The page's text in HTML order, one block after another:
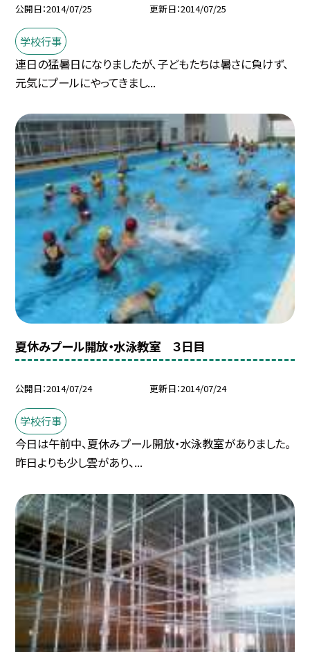
公開日 2014/07/25 更新日 2014/07/25
学校行事
連日の猛暑日になりましたが、子どもたちは暑さに負けず、
元気にプールにやってきまし...
夏休みプール開放・水泳教室 ３日目
公開日 2014/07/24 更新日 2014/07/24
学校行事
今日は午前中、夏休みプール開放・水泳教室がありました。
昨日よりも少し雲があり、...